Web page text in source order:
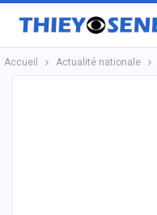
Accueil Actualité nationale